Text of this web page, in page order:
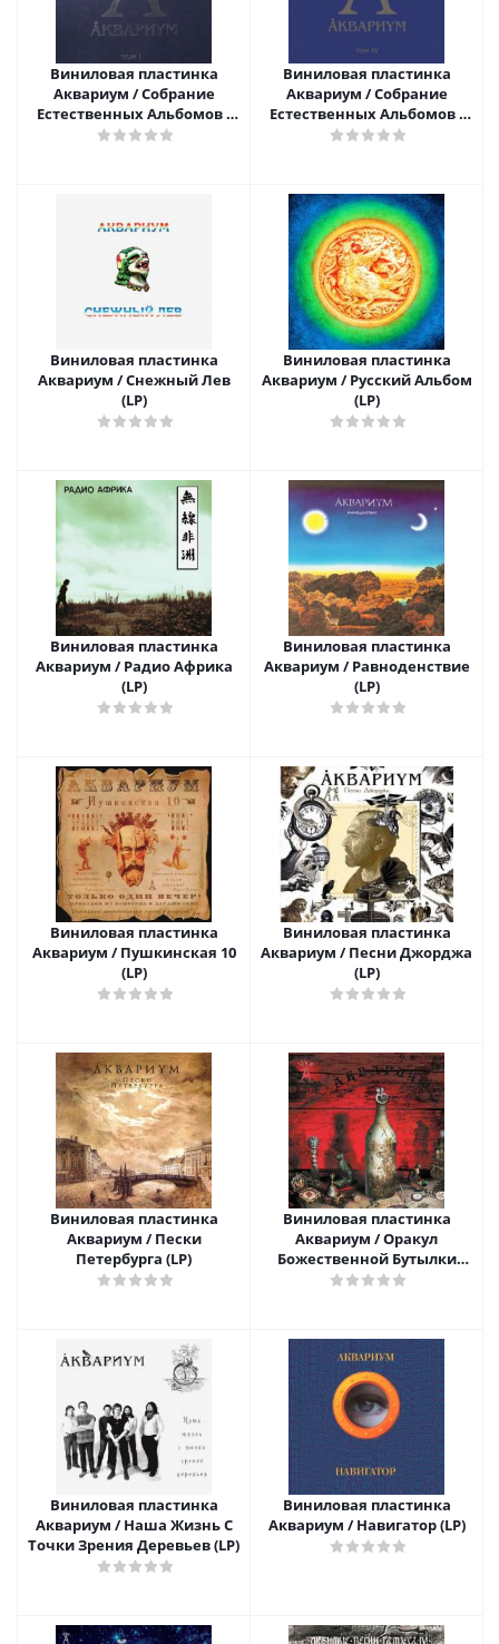
Виниловая пластинка
Аквариум / Собрание
Естественных Альбомов -
Том 1 (5LP)
Виниловая пластинка
Аквариум / Собрание
Естественных Альбомов -
Том 4 (5LP)
Виниловая пластинка
Аквариум / Снежный Лев
(LP)
Виниловая пластинка
Аквариум / Русский Альбом
(LP)
Виниловая пластинка
Аквариум / Радио Африка
(LP)
Виниловая пластинка
Аквариум / Равноденствие
(LP)
Виниловая пластинка
Аквариум / Пушкинская 10
(LP)
Виниловая пластинка
Аквариум / Песни Джорджа
(LP)
Виниловая пластинка
Аквариум / Пески
Петербурга (LP)
Виниловая пластинка
Аквариум / Оракул
Божественной Бутылки
(2LP)
Виниловая пластинка
Аквариум / Наша Жизнь С
Точки Зрения Деревьев (LP)
Виниловая пластинка
Аквариум / Навигатор (LP)